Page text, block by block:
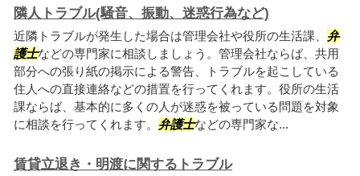
隣人トラブル(騒音、振動、迷惑行為など)
近隣トラブルが発生した場合は管理会社や役所の生活課、 弁
護士などの専門家に相談しましょう。管理会社ならば、共用
部分への張り紙の掲示による警告、トラブルを起こしている
住人への直接連絡などの措置を行ってくれます。役所の生活
課ならば、基本的に多くの人が迷惑を被っている問題を対象
に相談を行ってくれます。 弁護士などの専門家な...
賃貸立退き・明渡に関するトラブル